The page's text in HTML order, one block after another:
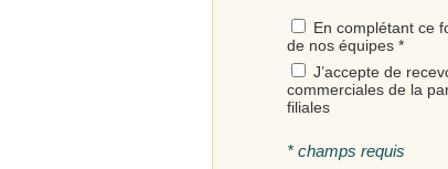
En complétant ce
de nos équipes *
J’accepte de
commerciales de la
filiales
* champs requis